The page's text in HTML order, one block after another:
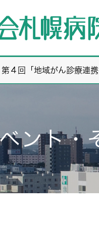
４回「地域がん診療連
ント・